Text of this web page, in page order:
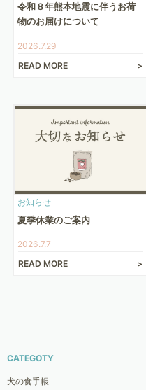
令和８年熊本地震に伴うお荷
物のお届けについて
2026.7.29
READ MORE
お知らせ
夏季休業のご案内
2026.7.7
READ MORE
CATEGOTY
犬の食手帳